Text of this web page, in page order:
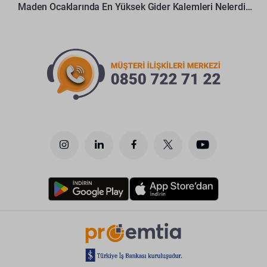
Maden Ocaklarında En Yüksek Gider Kalemleri Nelerdir?